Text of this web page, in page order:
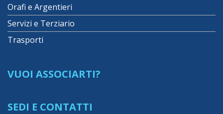
Orafi e Argentieri
Servizi e Terziario
Trasporti
VUOI ASSOCIARTI?
SEDI E CONTATTI